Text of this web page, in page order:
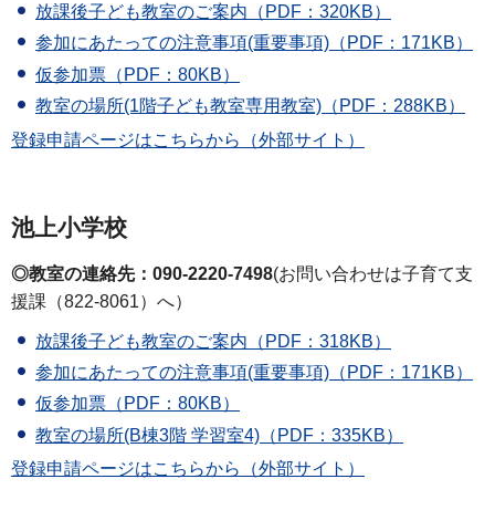
放課後子ども教室のご案内（PDF：320KB）
参加にあたっての注意事項(重要事項)（PDF：171KB）
仮参加票（PDF：80KB）
教室の場所(1階子ども教室専用教室)（PDF：288KB）
登録申請ページはこちらから（外部サイト）
池上小学校
◎教室の連絡先：090-2220-7498(お問い合わせは子育て支
援課（822-8061）へ）
放課後子ども教室のご案内（PDF：318KB）
参加にあたっての注意事項(重要事項)（PDF：171KB）
仮参加票（PDF：80KB）
教室の場所(B棟3階 学習室4)（PDF：335KB）
登録申請ページはこちらから（外部サイト）